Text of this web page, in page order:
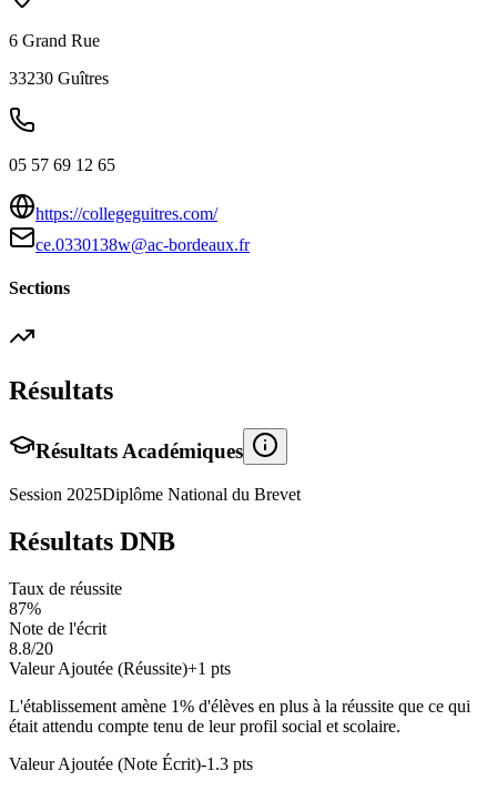
6 Grand Rue
33230 Guîtres
05 57 69 12 65
https://collegeguitres.com/
ce.0330138w@ac-bordeaux.fr
Sections
Résultats
Résultats Académiques
Session 2025Diplôme National du Brevet
Résultats DNB
Taux de réussite
87%
Note de l'écrit
8.8/20
Valeur Ajoutée (Réussite)+1 pts
L'établissement amène 1% d'élèves en plus à la réussite que ce qui
était attendu compte tenu de leur profil social et scolaire.
Valeur Ajoutée (Note Écrit)-1.3 pts